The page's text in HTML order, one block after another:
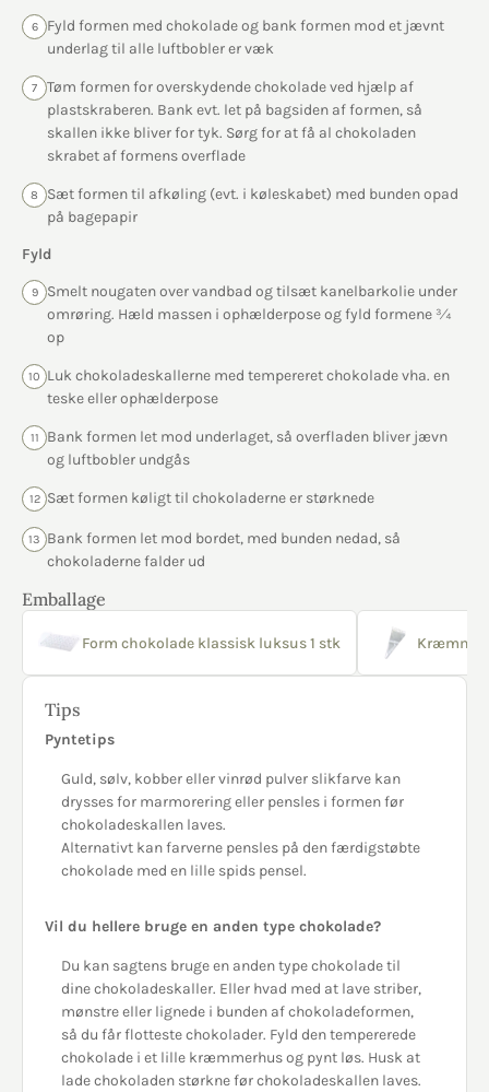
6
Fyld formen med chokolade og bank formen mod et jævnt
underlag til alle luftbobler er væk
7
Tøm formen for overskydende chokolade ved hjælp af
plastskraberen. Bank evt. let på bagsiden af formen, så
skallen ikke bliver for tyk. Sørg for at få al chokoladen
skrabet af formens overflade
8
Sæt formen til afkøling (evt. i køleskabet) med bunden opad
på bagepapir
Fyld
9
Smelt nougaten over vandbad og tilsæt kanelbarkolie under
omrøring. Hæld massen i ophælderpose og fyld formene ¾
op
10
Luk chokoladeskallerne med tempereret chokolade vha. en
teske eller ophælderpose
11
Bank formen let mod underlaget, så overfladen bliver jævn
og luftbobler undgås
12 Sæt formen køligt til chokoladerne er størknede
13
Bank formen let mod bordet, med bunden nedad, så
chokoladerne falder ud
Emballage
Form chokolade klassisk luksus 1 stk
Tips
Pyntetips
Guld, sølv, kobber eller vinrød pulver slikfarve kan
drysses for marmorering eller pensles i formen før
chokoladeskallen laves.
Alternativt kan farverne pensles på den færdigstøbte
chokolade med en lille spids pensel.
Vil du hellere bruge en anden type chokolade?
Du kan sagtens bruge en anden type chokolade til
dine chokoladeskaller. Eller hvad med at lave striber,
mønstre eller lignede i bunden af chokoladeformen,
så du får flotteste chokolader. Fyld den tempererede
chokolade i et lille kræmmerhus og pynt løs. Husk at
lade chokoladen størkne før chokoladeskallen laves.